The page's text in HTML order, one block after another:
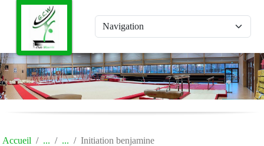
Accueil Initiation benjamine
Panneau de gestion des cookies